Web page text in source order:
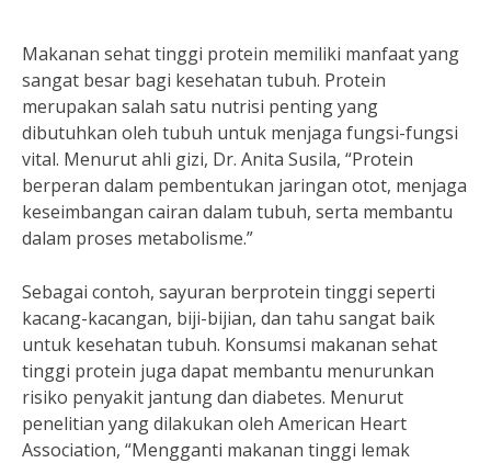
Makanan sehat tinggi protein memiliki manfaat yang
sangat besar bagi kesehatan tubuh. Protein
merupakan salah satu nutrisi penting yang
dibutuhkan oleh tubuh untuk menjaga fungsi-fungsi
vital. Menurut ahli gizi, Dr. Anita Susila, “Protein
berperan dalam pembentukan jaringan otot, menjaga
keseimbangan cairan dalam tubuh, serta membantu
dalam proses metabolisme.”
Sebagai contoh, sayuran berprotein tinggi seperti
kacang-kacangan, biji-bijian, dan tahu sangat baik
untuk kesehatan tubuh. Konsumsi makanan sehat
tinggi protein juga dapat membantu menurunkan
risiko penyakit jantung dan diabetes. Menurut
penelitian yang dilakukan oleh American Heart
Association, “Mengganti makanan tinggi lemak